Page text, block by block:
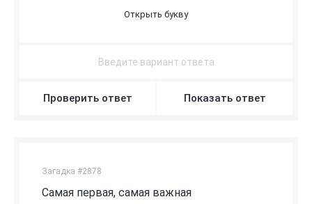
Проверить ответ Показать ответ
Загадка #2878
Самая первая, самая важная